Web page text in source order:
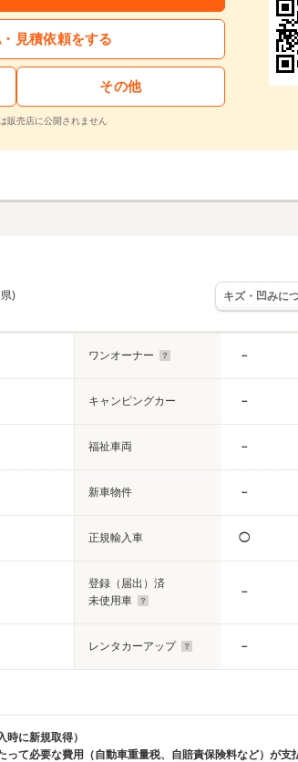
見積依頼をする
その他
販売店に公開されません
) キズ・凹みに
ワンオーナー －
キャンピングカー －
福祉車両 －
新車物件 －
正規輸入車 ◯
登録（届出）済
未使用車
－
レンタカーアップ －
時に新規取得）
って必要な費用（自動車重量税、自賠責保険料など）が支